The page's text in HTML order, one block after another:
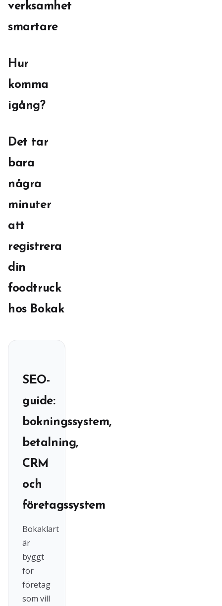
verksamhet
smartare
Hur
komma
igång?
Det tar
bara
några
minuter
att
registrera
din
foodtruck
hos Bokak
SEO-
guide:
bokningssystem,
betalning,
CRM
och
företagssystem
Bokaklart
är
byggt
för
företag
som vill